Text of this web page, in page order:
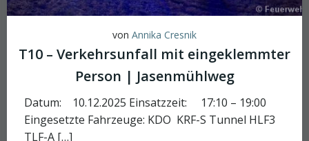
von Annika Cresnik
T10 – Verkehrsunfall mit eingeklemmter
Person | Jasenmühlweg
Datum: 10.12.2025 Einsatzzeit: 17:10 – 19:00
Eingesetzte Fahrzeuge: KDO KRF-S Tunnel HLF3
TLF-A […]